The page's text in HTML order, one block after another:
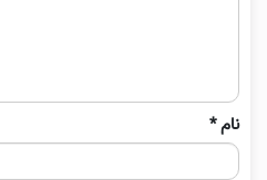
نام*